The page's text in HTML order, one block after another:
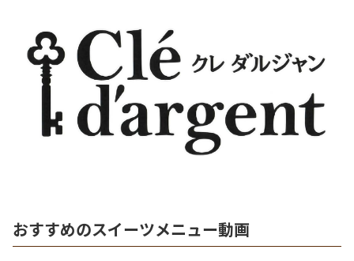
おすすめのスイーツメニュー動画